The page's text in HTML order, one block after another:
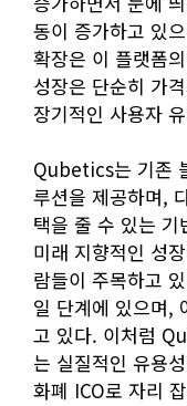
동이 증가하고 있
확장은 이 플랫폼
성장은 단순히 가
장기적인 사용자
Qubetics는 기존
루션을 제공하며,
택을 줄 수 있는 기
미래 지향적인 성
람들이 주목하고
일 단계에 있으며,
고 있다. 이처럼
는 실질적인 유용
화폐 ICO로 자리